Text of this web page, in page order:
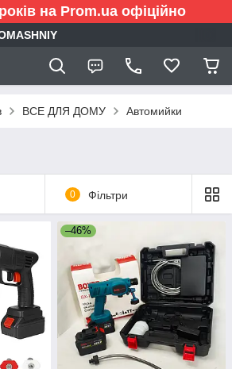
на Prom.ua офіційно
ВСЕ ДЛЯ ДОМУ Автомийки
0 Фільтри
–46%